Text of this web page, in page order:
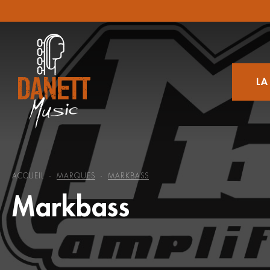
Markbass
ACCUEIL - MARQUES - MARKBASS